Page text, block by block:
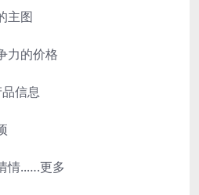
主图
力的价格
信息
情..….更多